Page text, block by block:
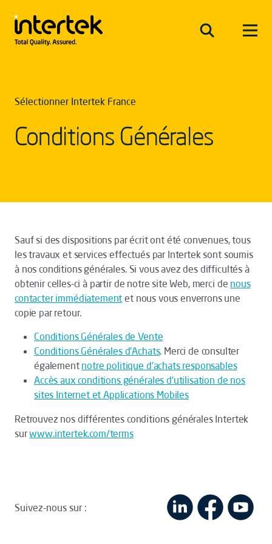
Sélectionner Intertek France
Conditions Générales
Sauf si des dispositions par écrit ont été convenues, tous
les travaux et services effectués par Intertek sont soumis
à nos conditions générales. Si vous avez des difficultés à
obtenir celles-ci à partir de notre site Web, merci de nous
contacter immédiatement et nous vous enverrons une
copie par retour.
Conditions Générales de Vente
Conditions Générales d'Achats. Merci de consulter
également notre politique d'achats responsables
Accès aux conditions générales d'utilisation de nos
sites Internet et Applications Mobiles
Retrouvez nos différentes conditions générales Intertek
surwww.intertek.com/terms
Suivez-nous sur :